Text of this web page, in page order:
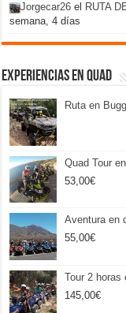
Jorgecar26 el RUTA
semana, 4 días
Experiencias en Quad
Ruta en
Quad Tour
53,00€
Aventura en
55,00€
Tour 2 horas
145,00€